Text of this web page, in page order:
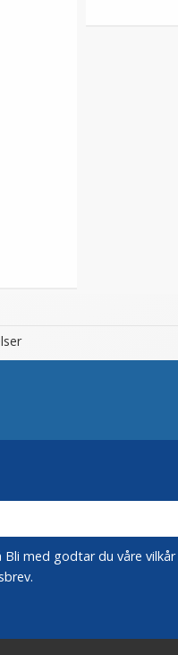
Bli med godtar du våre